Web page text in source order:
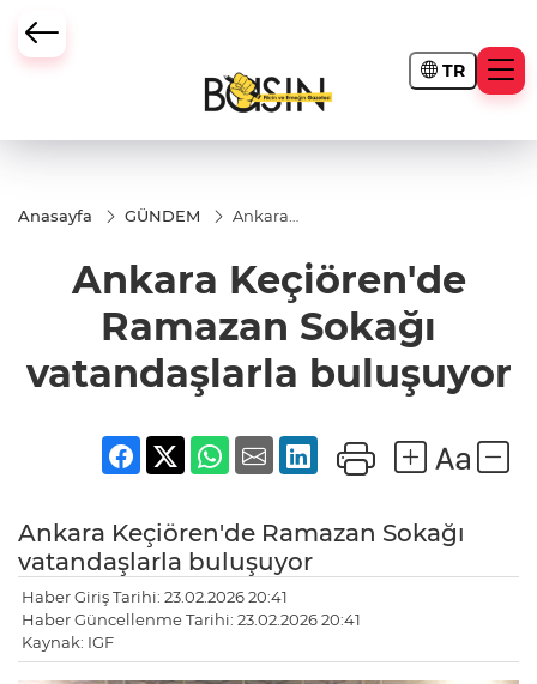
TR
Anasayfa GÜNDEM
Ankara
Sokağı
vatandaşlarla
buluşuyor
Ankara Keçiören'de
Ramazan Sokağı
vatandaşlarla buluşuyor
Ankara Keçiören'de Ramazan Sokağı
vatandaşlarla buluşuyor
Haber Giriş Tarihi: 23.02.2026 20:41
Haber Güncellenme Tarihi: 23.02.2026 20:41
Kaynak: IGF